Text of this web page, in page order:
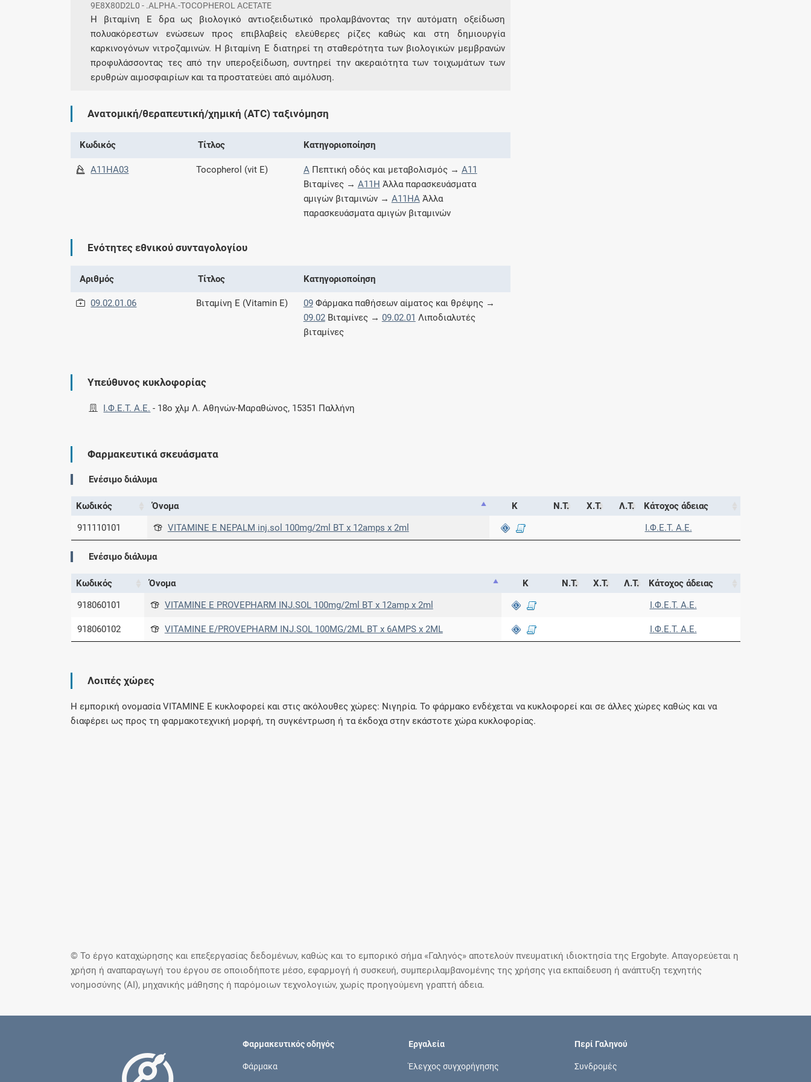
Συνδρομές
Μάθετε περισσότερα για τα οφέλη και τις
επιπλέον παροχές των συνδρομητικών
Ενδείξεις και αγωγές
Βρείτε θεραπευτικές ενδείξεις και αγωγές για
νόσους, συμπτώματα και ιατρικές πράξεις
Μοιραζόμαστε μαζί σας γεγονότα της
σήμερα
9E8X80D2L0 - .ALPHA.-TOCOPHEROL ACETATE
H βιταμίνη E δρα ως βιολογικό αντιοξειδωτικό προλαμβάνοντας την αυτόματη οξείδωση
πολυακόρεστων ενώσεων προς επιβλαβείς ελεύθερες ρίζες καθώς και στη δημιουργία
καρκινογόνων νιτροζαμινών. Η βιταμίνη Ε διατηρεί τη σταθερότητα των βιολογικών μεμβρανών
προφυλάσσοντας τες από την υπεροξείδωση, συντηρεί την ακεραιότητα των τοιχωμάτων των
ερυθρών αιμοσφαιρίων και τα προστατεύει από αιμόλυση.
Ανατομική/θεραπευτική/χημική (ATC) ταξινόμηση
Κωδικός Τίτλος Κατηγοριοποίηση
A11HA03 Tocopherol (vit E) AΠεπτική οδός και μεταβολισμός → A11
Βιταμίνες → A11H Άλλα παρασκευάσματα
αμιγών βιταμινών → A11HAΆλλα
παρασκευάσματα αμιγών βιταμινών
Ενότητες εθνικού συνταγολογίου
Αριθμός Τίτλος Κατηγοριοποίηση
09.02.01.06 Βιταμίνη Ε (Vitamin E) 09Φάρμακα παθήσεων αίματος και θρέψης →
09.02Βιταμίνες → 09.02.01 Λιποδιαλυτές
βιταμίνες
Υπεύθυνος κυκλοφορίας
Ι.Φ.Ε.Τ. A.E. - 18ο χλμ Λ. Αθηνών-Μαραθώνος, 15351 Παλλήνη
Φαρμακευτικά σκευάσματα
Ενέσιμο διάλυμα
Κωδικός Όνομα Κ Ν.Τ. Χ.Τ. Λ.Τ.
Κάτοχος άδειας
911110101
VITAMINE E NEPALM inj.sol 100mg/2ml BT x 12amps x 2ml Ι.Φ.Ε.Τ. A.E.
Ενέσιμο διάλυμα
Κωδικός Όνομα Κ Ν.Τ. Χ.Τ. Λ.Τ.
Κάτοχος άδειας
918060101
VITAMINE E PROVEPHARM INJ.SOL 100mg/2ml BT x 12amp x 2ml Ι.Φ.Ε.Τ. A.E.
918060102 VITAMINE E/PROVEPHARM INJ.SOL 100MG/2ML BT x 6AMPS x 2ML Ι.Φ.Ε.Τ. A.E.
Λοιπές χώρες
Η εμπορική ονομασία VITAMINE E κυκλοφορεί και στις ακόλουθες χώρες: Νιγηρία. Το φάρμακο ενδέχεται να κυκλοφορεί και σε άλλες χώρες καθώς και να
διαφέρει ως προς τη φαρμακοτεχνική μορφή, τη συγκέντρωση ή τα έκδοχα στην εκάστοτε χώρα κυκλοφορίας.
© Το έργο καταχώρησης και επεξεργασίας δεδομένων, καθώς και το εμπορικό σήμα «Γαληνός» αποτελούν πνευματική ιδιοκτησία της Ergobyte. Απαγορεύεται η
χρήση ή αναπαραγωγή του έργου σε οποιοδήποτε μέσο, εφαρμογή ή συσκευή, συμπεριλαμβανομένης της χρήσης για εκπαίδευση ή ανάπτυξη τεχνητής
νοημοσύνης (AI), μηχανικής μάθησης ή παρόμοιων τεχνολογιών, χωρίς προηγούμενη γραπτή άδεια.
Φαρμακευτικός οδηγός
Φάρμακα
Εργαλεία
Έλεγχος συγχορήγησης
Περί Γαληνού
Συνδρομές